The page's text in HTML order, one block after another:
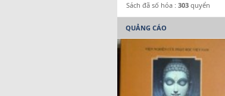
Sách đã số hóa : 303 quyển
QUẢNG CÁO